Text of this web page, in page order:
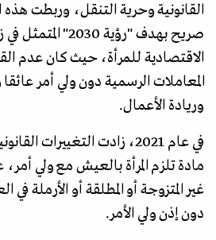
القانونية وحرية التنقل، وربطت
صريح بهدف "رؤية 2030"
الاقتصادية للمرأة، حيث كان عدم
المعاملات الرسمية دون ولي أمر
وريادة الأعمال.
في عام 2021، زادت التغييرات
مادة تلزم المرأة بالعيش مع ولي أمر،
غير المتزوجة أو المطلقة أو
دون إذن ولي الأمر.